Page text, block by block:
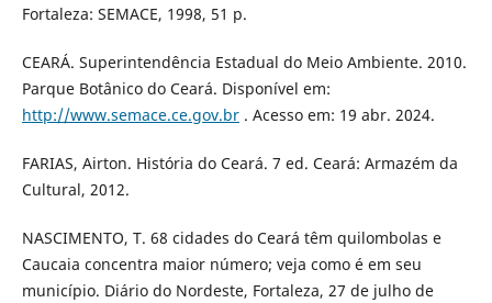
Fortaleza: SEMACE, 1998, 51 p.
CEARÁ. Superintendência Estadual do Meio Ambiente. 2010.
Parque Botânico do Ceará. Disponível em:
http://www.semace.ce.gov.br. Acesso em: 19 abr. 2024.
FARIAS, Airton. História do Ceará. 7 ed. Ceará: Armazém da
Cultural, 2012.
NASCIMENTO, T. 68 cidades do Ceará têm quilombolas e
Caucaia concentra maior número; veja como é em seu
município. Diário do Nordeste, Fortaleza, 27 de julho de